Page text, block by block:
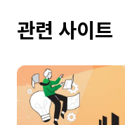
관련 사이트